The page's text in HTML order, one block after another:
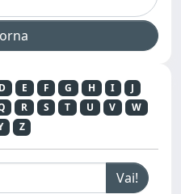
D E F G H I
J
R S T U V
W
Z